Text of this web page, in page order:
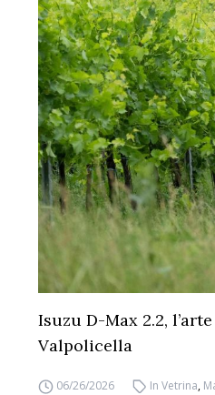
Isuzu D-Max 2.2,
Valpolicella
06/26/2026 In Vetrina,